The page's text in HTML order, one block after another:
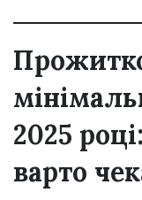
2025
варто